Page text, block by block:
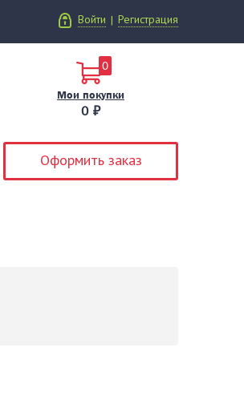
Войти | Регистрация
0
Мои покупки
0 ₽
Оформить заказ